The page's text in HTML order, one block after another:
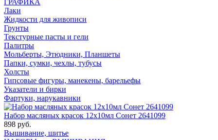
ГРАФИКА
Лаки
Жидкости для живописи
Грунты
Текстурные пасты и гели
Палитры
Мольберты, Этюдники, Планшеты
Папки, сумки, чехлы, тубусы
Холсты
Гипсовые фигуры, манекены, барельефы
Указатели и бирки
Фартуки, нарукавники
Набор масляных красок 12х10мл Сонет 2641099
898 руб.
Вышивание, шитье